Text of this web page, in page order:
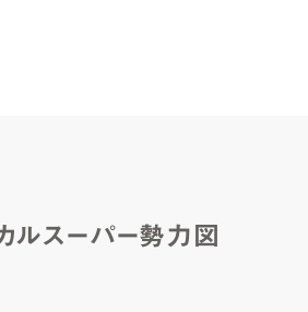
カルスーパー勢力図